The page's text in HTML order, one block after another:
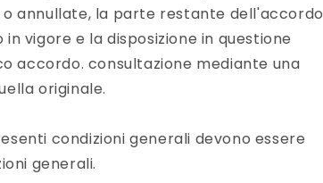
annullate, la parte restante dell'accordo
vigore e la disposizione in questione
accordo. consultazione mediante una
originale.
condizioni generali devono essere
generali.